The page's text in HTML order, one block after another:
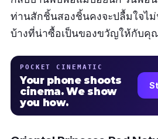
ท่านสักชิ้นสองชิ้นคงจะปลื้มใจไ
บ้างที่น่าซื้อเป็นของขวัญให้กับคุ
POCKET CINEMATIC
Your phone shoots
cinema. We show
you how.